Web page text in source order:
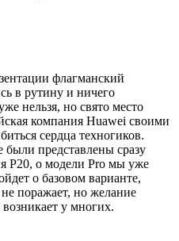
флагманский
в рутину и ничего
нельзя, но свято место
компания Huawei своими
сердца техногиков.
представлены сразу
P20, о модели Pro мы уже
о базовом варианте,
поражает, но желание
у многих.